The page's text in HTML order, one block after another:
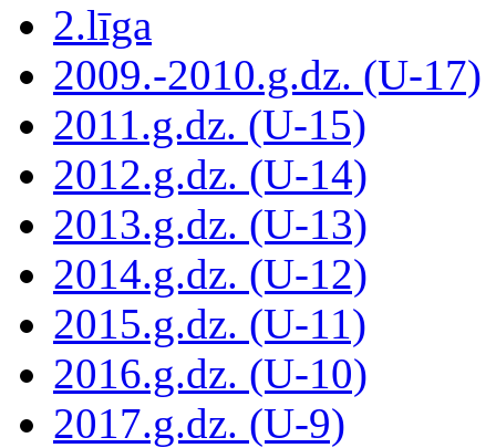
2.līga
2009.-2010.g.dz. (U-17)
2011.g.dz. (U-15)
2012.g.dz. (U-14)
2013.g.dz. (U-13)
2014.g.dz. (U-12)
2015.g.dz. (U-11)
2016.g.dz. (U-10)
2017.g.dz. (U-9)